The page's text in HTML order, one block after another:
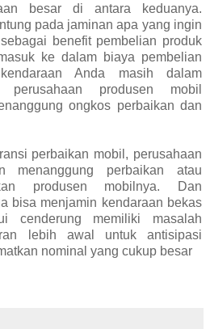
besar di antara keduanya.
pada jaminan apa yang ingin
benefit pembelian produk
ke dalam biaya pembelian
Anda masih dalam
perusahaan produsen mobil
ongkos perbaikan dan
perbaikan mobil, perusahaan
menanggung perbaikan atau
produsen mobilnya. Dan
bisa menjamin kendaraan bekas
cenderung memiliki masalah
lebih awal untuk antisipasi
nominal yang cukup besar